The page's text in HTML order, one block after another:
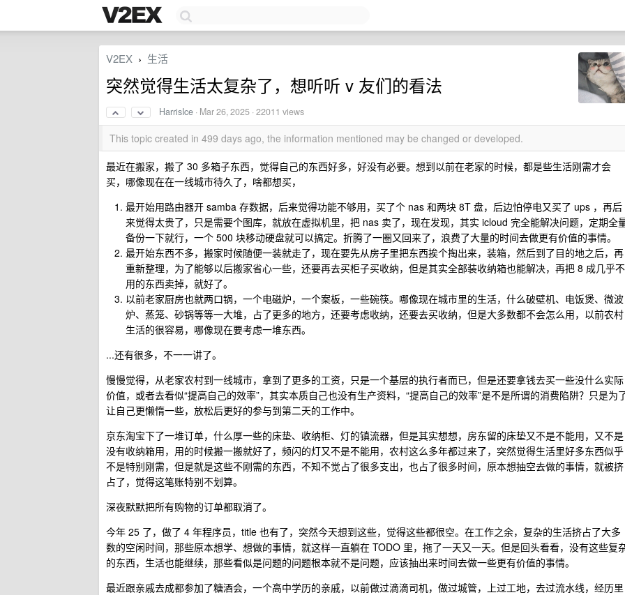
V2EX › 生活
突然觉得生活太复杂了，想听听 v 友们的看法
HarrisIce · Mar 26, 2025 · 22011 views
This topic created in 499 days ago, the information mentioned may be changed or developed.
最近在搬家，搬了 30 多箱子东西，觉得自己的东西好多，好没有必要。想到以前在老家的时候，都是些生活刚需才会
买，哪像现在在一线城市待久了，啥都想买，
最开始用路由器开 samba 存数据，后来觉得功能不够用，买了个 nas 和两块 8T 盘，后边怕停电又买了 ups ，再后
来觉得太贵了，只是需要个图库，就放在虚拟机里，把 nas 卖了，现在发现，其实 icloud 完全能解决问题，定期全
备份一下就行，一个 500 块移动硬盘就可以搞定。折腾了一圈又回来了，浪费了大量的时间去做更有价值的事情。
最开始东西不多，搬家时候随便一装就走了，现在要先从房子里把东西挨个掏出来，装箱，然后到了目的地之后，再
重新整理，为了能够以后搬家省心一些，还要再去买柜子买收纳，但是其实全部装收纳箱也能解决，再把 8 成几乎不
用的东西卖掉，就好了。
以前老家厨房也就两口锅，一个电磁炉，一个案板，一些碗筷。哪像现在城市里的生活，什么破壁机、电饭煲、微波
炉、蒸笼、砂锅等等一大堆，占了更多的地方，还要考虑收纳，还要去买收纳，但是大多数都不会怎么用，以前农村
生活的很容易，哪像现在要考虑一堆东西。
...还有很多，不一一讲了。
慢慢觉得，从老家农村到一线城市，拿到了更多的工资，只是一个基层的执行者而已，但是还要拿钱去买一些没什么实际
价值，或者去看似“提高自己的效率”，其实本质自己也没有生产资料，“提高自己的效率”是不是所谓的消费陷阱？只是为
让自己更懒惰一些，放松后更好的参与到第二天的工作中。
京东淘宝下了一堆订单，什么厚一些的床垫、收纳柜、灯的镇流器，但是其实想想，房东留的床垫又不是不能用，又不是
没有收纳箱用，用的时候搬一搬就好了，频闪的灯又不是不能用，农村这么多年都过来了，突然觉得生活里好多东西似乎
不是特别刚需，但是就是这些不刚需的东西，不知不觉占了很多支出，也占了很多时间，原本想抽空去做的事情，就被挤
占了，觉得这笔账特别不划算。
深夜默默把所有购物的订单都取消了。
今年 25 了，做了 4 年程序员，title 也有了，突然今天想到这些，觉得这些都很空。在工作之余，复杂的生活挤占了大多
数的空闲时间，那些原本想学、想做的事情，就这样一直躺在 TODO 里，拖了一天又一天。但是回头看看，没有这些复
的东西，生活也能继续，那些看似是问题的问题根本就不是问题，应该抽出来时间去做一些更有价值的事情。
最近跟亲戚去成都参加了糖酒会，一个高中学历的亲戚，以前做过滴滴司机，做过城管，上过工地，去过流水线，经历里